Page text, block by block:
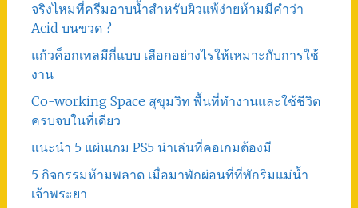
จริงไหมที่ครีมอาบน้ำสำหรับผิวแพ้ง่ายห้ามมีคำว่า
Acid บนขวด ?
แก้วค็อกเทลมีกี่แบบ เลือกอย่างไรให้เหมาะกับการใช้
งาน
Co-working Space สุขุมวิท พื้นที่ทำงานและใช้ชีวิต
ครบจบในที่เดียว
แนะนำ 5 แผ่นเกม PS5 น่าเล่นที่คอเกมต้องมี
5 กิจกรรมห้ามพลาด เมื่อมาพักผ่อนที่ที่พักริมแม่น้ำ
เจ้าพระยา